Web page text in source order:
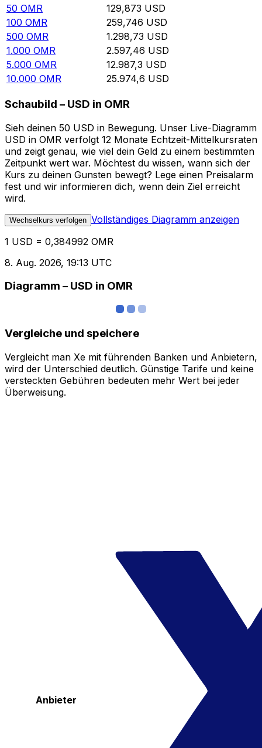
50 OMR 129,873 USD
100 OMR 259,746 USD
500 OMR 1.298,73 USD
1.000 OMR 2.597,46 USD
5.000 OMR 12.987,3 USD
10.000 OMR 25.974,6 USD
Schaubild – USD in OMR
Sieh deinen 50 USD in Bewegung. Unser Live-Diagramm
USD in OMR verfolgt 12 Monate Echtzeit-Mittelkursraten
und zeigt genau, wie viel dein Geld zu einem bestimmten
Zeitpunkt wert war. Möchtest du wissen, wann sich der
Kurs zu deinen Gunsten bewegt? Lege einen Preisalarm
fest und wir informieren dich, wenn dein Ziel erreicht
wird.
Wechselkurs verfolgen Vollständiges Diagramm anzeigen
1 USD = 0,384992 OMR
8. Aug. 2026, 19:13 UTC
Diagramm – USD in OMR
Vergleiche und speichere
Vergleicht man Xe mit führenden Banken und Anbietern,
wird der Unterschied deutlich. Günstige Tarife und keine
versteckten Gebühren bedeuten mehr Wert bei jeder
Überweisung.
Anbieter